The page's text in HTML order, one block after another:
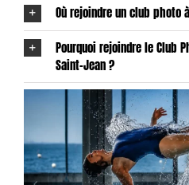
Où rejoindre un club photo
Pourquoi rejoindre le Club
Saint-Jean ?